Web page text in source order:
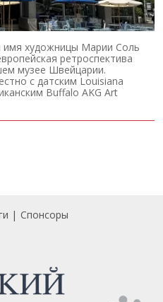
имя художницы Марии Соль
ретроспектива
музее Швейцарии.
с датским Louisiana
Buffalo AKG Art
Спонсоры